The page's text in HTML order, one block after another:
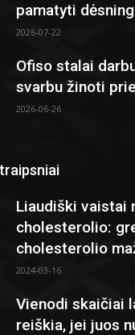
pamatyti
2026-07-22
Ofiso stalai
svarbu žinoti
2026-06-26
Liaudiški vaistai
cholesterolio:
cholesterolio
2024-03-16
Vienodi skaičiai
reiškia, jei juos